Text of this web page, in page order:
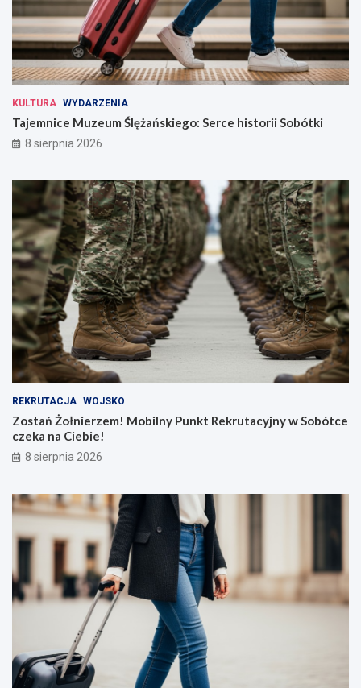
KULTURA WYDARZENIA
Tajemnice Muzeum Ślężańskiego: Serce historii Sobótki
8 sierpnia 2026
REKRUTACJA WOJSKO
Zostań Żołnierzem! Mobilny Punkt Rekrutacyjny w Sobótce
czeka na Ciebie!
8 sierpnia 2026